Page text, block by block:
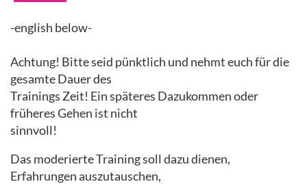
-english below-
Achtung! Bitte seid pünktlich und nehmt euch für die
gesamte Dauer des
Trainings Zeit! Ein späteres Dazukommen oder
früheres Gehen ist nicht
sinnvoll!
Das moderierte Training soll dazu dienen,
Erfahrungen auszutauschen,